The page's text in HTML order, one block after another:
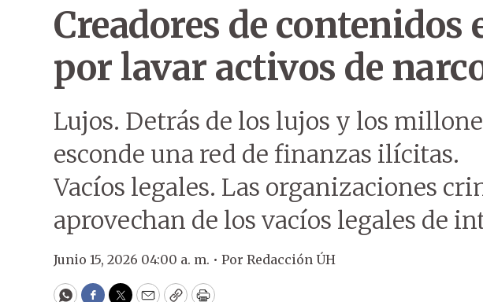
Creadores de contenidos
por lavar activos de
Lujos. Detrás de los lujos y los
esconde una red de finanzas ilícitas.
Vacíos legales. Las organizaciones
aprovechan de los vacíos legales de
Junio 15, 2026 04:00 a. m. • Por Redacción ÚH